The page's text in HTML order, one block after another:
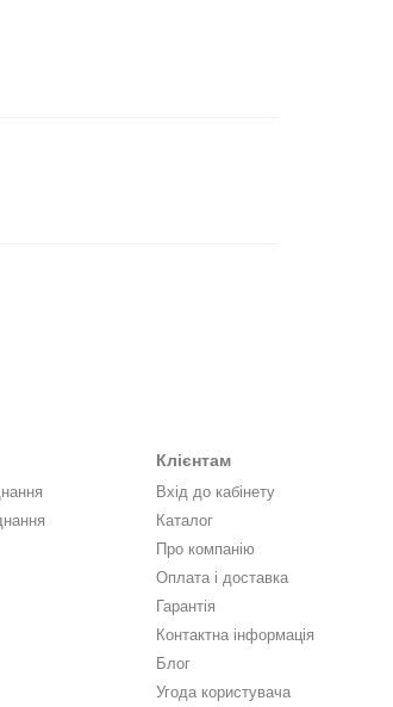
Клієнтам
Вхід до кабінету
Каталог
Про компанію
Оплата і доставка
Гарантія
Контактна інформація
Блог
Угода користувача